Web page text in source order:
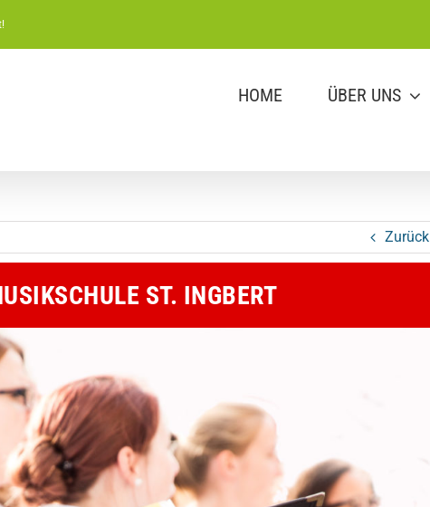
HOME ÜBER UNS
Zurück
ST. INGBERT